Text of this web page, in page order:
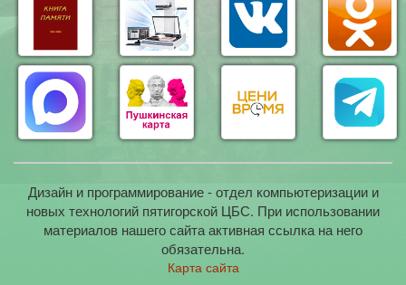
Дизайн и программирование - отдел компьютеризации и
новых технологий пятигорской ЦБС. При использовании
материалов нашего сайта активная ссылка на него
обязательна.
Карта сайта